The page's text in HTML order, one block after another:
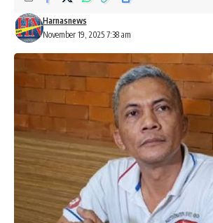
November 19, 2025 7:38 am
Harnasnews